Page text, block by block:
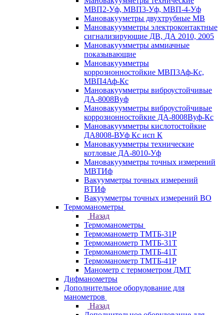
МВП2-Уф, МВП3-Уф, МВП-4-Уф
Мановакууметры двухтрубные МВ
Мановакуумметры электроконтактные
сигнализирующие ДВ, ДА 2010, 2005
Мановакуумметры аммиачные
показывающие
Мановакуумметры
коррозионностойкие МВП3Аф-Кс,
МВП4Аф-Кс
Мановакуумметры виброустойчивые
ДА-8008Вуф
Мановакуумметры виброустойчивые
коррозионностойкие ДА-8008Вуф-Кс
Мановакуумметры кислотостойкие
ДА8008-ВУф Кс исп К
Мановакуумметры технические
котловые ДА-8010-Уф
Мановакуумметры точных измерений
МВТИф
Вакуумметры точных измерений
ВТИф
Вакуумметры точных измерений ВО
Термоманометры
Назад
Термоманометры
Термоманометр ТМТБ-31Р
Термоманометр ТМТБ-31Т
Термоманометр ТМТБ-41Т
Термоманометр ТМТБ-41Р
Манометр с термометром ДМТ
Дифманометры
Дополнительное оборудование для
манометров
Назад